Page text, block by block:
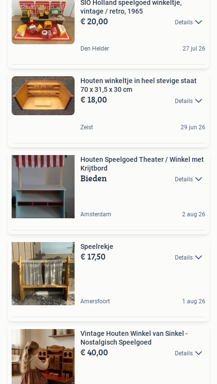
SIO Holland speelgoed winkeltje,
vintage / retro, 1965
€ 20,00 Details
Den Helder 27 jul 26
Houten winkeltje in heel stevige staat
70 x 31,5 x 30 cm
€ 18,00 Details
Zeist 29 jun 26
Houten Speelgoed Theater / Winkel met
Krijtbord
Bieden Details
Amsterdam 2 aug 26
Speelrekje
€ 17,50 Details
Amersfoort 1 aug 26
Vintage Houten Winkel van Sinkel -
Nostalgisch Speelgoed
€ 40,00 Details